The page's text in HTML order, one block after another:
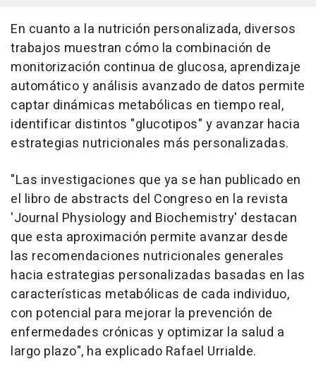
En cuanto a la nutrición personalizada, diversos
trabajos muestran cómo la combinación de
monitorización continua de glucosa, aprendizaje
automático y análisis avanzado de datos permite
captar dinámicas metabólicas en tiempo real,
identificar distintos "glucotipos" y avanzar hacia
estrategias nutricionales más personalizadas.
"Las investigaciones que ya se han publicado en
el libro de abstracts del Congreso en la revista
'Journal Physiology and Biochemistry' destacan
que esta aproximación permite avanzar desde
las recomendaciones nutricionales generales
hacia estrategias personalizadas basadas en las
características metabólicas de cada individuo,
con potencial para mejorar la prevención de
enfermedades crónicas y optimizar la salud a
largo plazo", ha explicado Rafael Urrialde.